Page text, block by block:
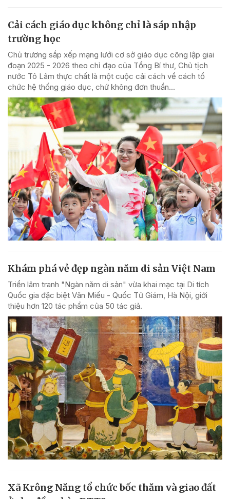
Cải cách giáo dục không chỉ là sáp nhập
trường học
Chủ trương sắp xếp mạng lưới cơ sở giáo dục công lập giai
đoạn 2025 - 2026 theo chỉ đạo của Tổng Bí thư, Chủ tịch
nước Tô Lâm thực chất là một cuộc cải cách về cách tổ
chức hệ thống giáo dục, chứ không đơn thuần...
Khám phá vẻ đẹp ngàn năm di sản Việt Nam
Triển lãm tranh "Ngàn năm di sản" vừa khai mạc tại Di tích
Quốc gia đặc biệt Văn Miếu - Quốc Tử Giám, Hà Nội, giới
thiệu hơn 120 tác phẩm của 50 tác giả.
Xã Krông Năng tổ chức bốc thăm và giao đất